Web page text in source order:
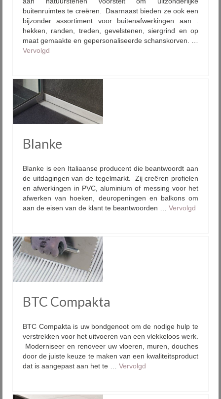
buitenruimtes te creëren. Daarnaast bieden ze ook een
bijzonder assortiment voor buitenafwerkingen aan :
hekken, randen, treden, gevelstenen, siergrind en op
maat gemaakte en gepersonaliseerde schanskorven. …
Vervolgd
Blanke
Blanke is een Italiaanse producent die beantwoordt aan
de uitdagingen van de tegelmarkt. Zij creëren profielen
en afwerkingen in PVC, aluminium of messing voor het
afwerken van hoeken, deuropeningen en balkons om
aan de eisen van de klant te beantwoorden … Vervolgd
BTC Compakta
BTC Compakta is uw bondgenoot om de nodige hulp te
verstrekken voor het uitvoeren van een vlekkeloos werk.
Moderniseer en renoveer uw vloeren, muren, douches
door de juiste keuze te maken van een kwaliteitsproduct
dat is aangepast aan het te … Vervolgd